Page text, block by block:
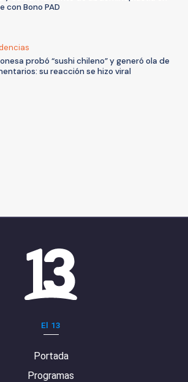
con Bono PAD
probó “sushi chileno” y generó ola de
su reacción se hizo viral
El 13
Portada
Programas